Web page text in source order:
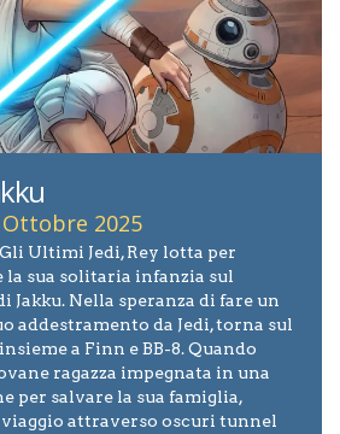
2025
Ultimi Jedi, Rey lotta per
la sua solitaria infanzia sul
Jakku. Nella speranza di fare un
addestramento da Jedi, torna sul
a Finn e BB-8. Quando
ragazza impegnata in una
per salvare la sua famiglia,
attraverso oscuri tunnel